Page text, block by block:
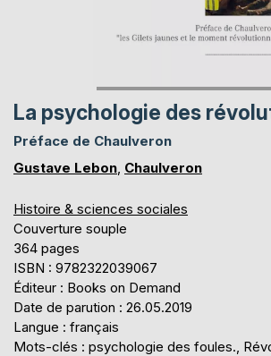
La psychologie des
Préface de Chaulveron
Gustave Lebon, Chaulveron
Histoire & sciences sociales
Couverture souple
364 pages
ISBN : 9782322039067
Éditeur : Books on Demand
Date de parution : 26.05.2019
Langue : français
Mots-clés : psychologie des foules.,